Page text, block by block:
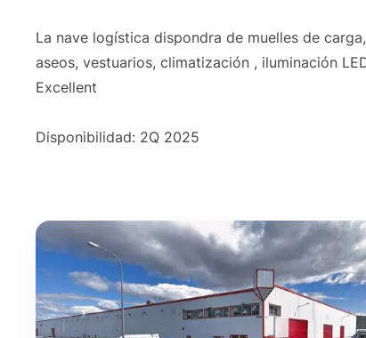
La nave logística dispondra de muelles de
aseos, vestuarios, climatización , iluminación
Excellent
Disponibilidad: 2Q 2025